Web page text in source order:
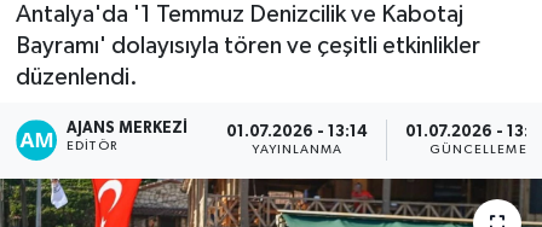
Antalya'da '1 Temmuz Denizcilik ve Kabotaj
Bayramı' dolayısıyla tören ve çeşitli etkinlikler
düzenlendi.
AJANS MERKEZI
EDITÖR
01.07.2026 - 13:14
YAYINLANMA
01.07.2026 -
GÜNCELLEME